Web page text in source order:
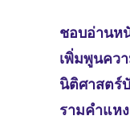
ชอบอ่านห
เพิ่มพูนคว
นิติศาสตร์
รามคำแห